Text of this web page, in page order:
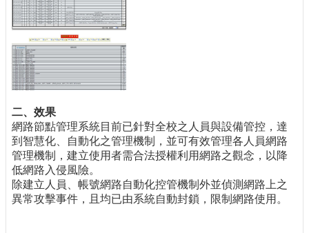
二、效果
網路節點管理系統目前已針對全校之人員與設備管控，達
到智慧化、自動化之管理機制，並可有效管理各人員網路
管理機制，建立使用者需合法授權利用網路之觀念，以降
低網路入侵風險。
除建立人員、帳號網路自動化控管機制外並偵測網路上之
異常攻擊事件，且均已由系統自動封鎖，限制網路使用。